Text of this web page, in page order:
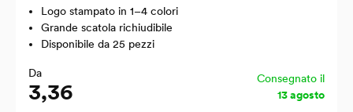
Logo stampato in 1–4 colori
Grande scatola richiudibile
Disponibile da 25 pezzi
Da
3,36
Consegnato il
13 agosto